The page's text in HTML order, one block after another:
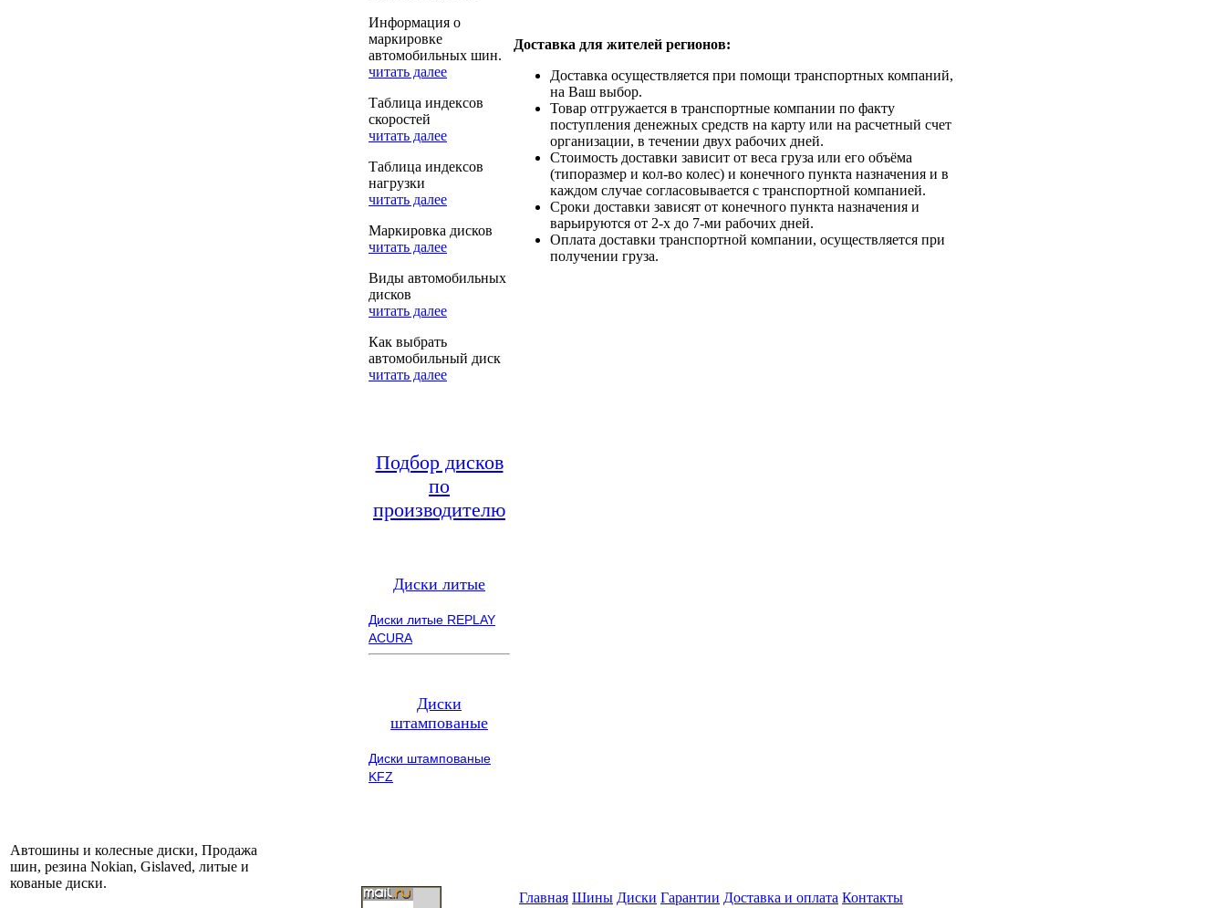
Информация о
маркировке
автомобильных шин.
читать далее
Таблица индексов
скоростей
читать далее
Таблица индексов
нагрузки
читать далее
Маркировка дисков
читать далее
Виды автомобильных
дисков
читать далее
Как выбрать
автомобильный диск
читать далее
Подбор дисков
по
производителю
Диски литые
Диски литые REPLAY
ACURA
Диски
штампованые
Диски штампованые
KFZ
Доставка для жителей регионов:
Доставка осуществляется при помощи транспортных компаний,
на Ваш выбор.
Товар отгружается в транспортные компании по факту
поступления денежных средств на карту или на расчетный счет
организации, в течении двух рабочих дней.
Стоимость доставки зависит от веса груза или его объёма
(типоразмер и кол-во колес) и конечного пункта назначения и в
каждом случае согласовывается с транспортной компанией.
Сроки доставки зависят от конечного пункта назначения и
варьируются от 2-х до 7-ми рабочих дней.
Оплата доставки транспортной компании, осуществляется при
получении груза.
Автошины и колесные диски, Продажа
шин, резина Nokian, Gislaved, литые и
кованые диски.
Главная Шины Диски Гарантии Доставка и оплата Контакты